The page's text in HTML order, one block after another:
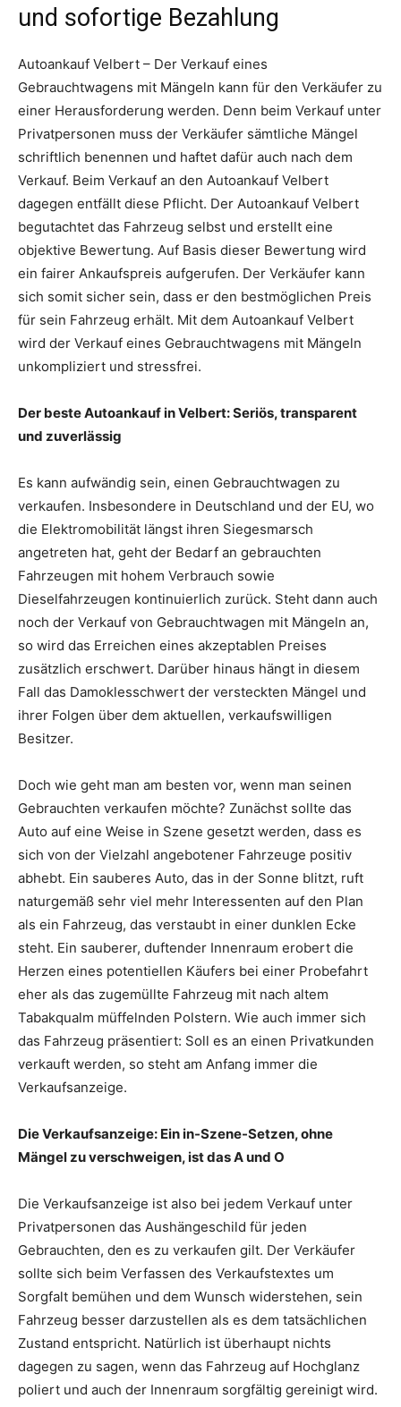
und sofortige Bezahlung
Autoankauf Velbert – Der Verkauf eines
Gebrauchtwagens mit Mängeln kann für den Verkäufer zu
einer Herausforderung werden. Denn beim Verkauf unter
Privatpersonen muss der Verkäufer sämtliche Mängel
schriftlich benennen und haftet dafür auch nach dem
Verkauf. Beim Verkauf an den Autoankauf Velbert
dagegen entfällt diese Pflicht. Der Autoankauf Velbert
begutachtet das Fahrzeug selbst und erstellt eine
objektive Bewertung. Auf Basis dieser Bewertung wird
ein fairer Ankaufspreis aufgerufen. Der Verkäufer kann
sich somit sicher sein, dass er den bestmöglichen Preis
für sein Fahrzeug erhält. Mit dem Autoankauf Velbert
wird der Verkauf eines Gebrauchtwagens mit Mängeln
unkompliziert und stressfrei.
Der beste Autoankauf in Velbert: Seriös, transparent
und zuverlässig
Es kann aufwändig sein, einen Gebrauchtwagen zu
verkaufen. Insbesondere in Deutschland und der EU, wo
die Elektromobilität längst ihren Siegesmarsch
angetreten hat, geht der Bedarf an gebrauchten
Fahrzeugen mit hohem Verbrauch sowie
Dieselfahrzeugen kontinuierlich zurück. Steht dann auch
noch der Verkauf von Gebrauchtwagen mit Mängeln an,
so wird das Erreichen eines akzeptablen Preises
zusätzlich erschwert. Darüber hinaus hängt in diesem
Fall das Damoklesschwert der versteckten Mängel und
ihrer Folgen über dem aktuellen, verkaufswilligen
Besitzer.
Doch wie geht man am besten vor, wenn man seinen
Gebrauchten verkaufen möchte? Zunächst sollte das
Auto auf eine Weise in Szene gesetzt werden, dass es
sich von der Vielzahl angebotener Fahrzeuge positiv
abhebt. Ein sauberes Auto, das in der Sonne blitzt, ruft
naturgemäß sehr viel mehr Interessenten auf den Plan
als ein Fahrzeug, das verstaubt in einer dunklen Ecke
steht. Ein sauberer, duftender Innenraum erobert die
Herzen eines potentiellen Käufers bei einer Probefahrt
eher als das zugemüllte Fahrzeug mit nach altem
Tabakqualm müffelnden Polstern. Wie auch immer sich
das Fahrzeug präsentiert: Soll es an einen Privatkunden
verkauft werden, so steht am Anfang immer die
Verkaufsanzeige.
Die Verkaufsanzeige: Ein in-Szene-Setzen, ohne
Mängel zu verschweigen, ist das A und O
Die Verkaufsanzeige ist also bei jedem Verkauf unter
Privatpersonen das Aushängeschild für jeden
Gebrauchten, den es zu verkaufen gilt. Der Verkäufer
sollte sich beim Verfassen des Verkaufstextes um
Sorgfalt bemühen und dem Wunsch widerstehen, sein
Fahrzeug besser darzustellen als es dem tatsächlichen
Zustand entspricht. Natürlich ist überhaupt nichts
dagegen zu sagen, wenn das Fahrzeug auf Hochglanz
poliert und auch der Innenraum sorgfältig gereinigt wird.